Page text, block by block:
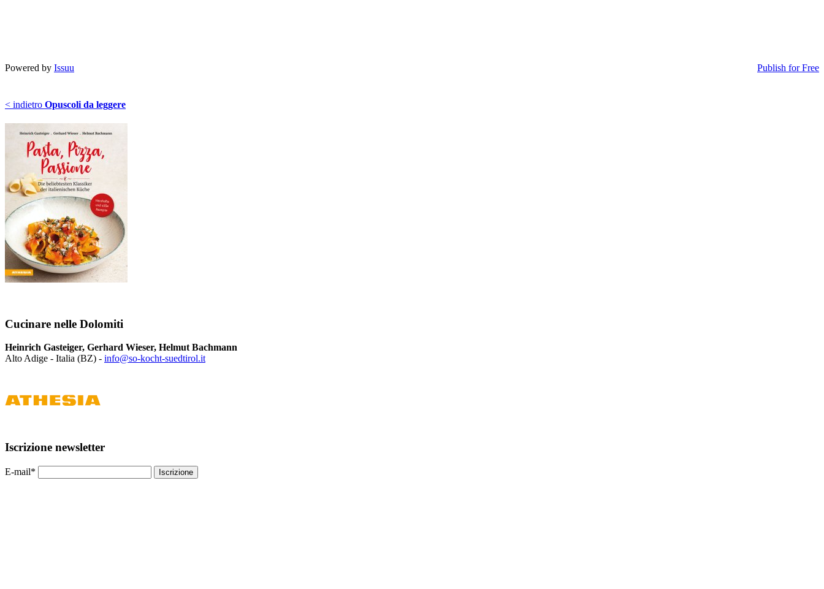
Powered by Issuu Publish for Free
< indietro Opuscoli da leggere
Cucinare nelle Dolomiti
Heinrich Gasteiger, Gerhard Wieser, Helmut Bachmann
Alto Adige - Italia (BZ) - info@so-kocht-suedtirol.it
Iscrizione newsletter
E-mail* Iscrizione